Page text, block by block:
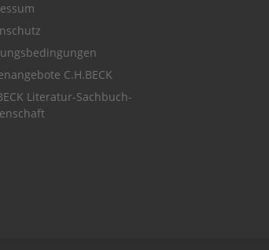
C.H.BECK
Literatur-Sachbuch-